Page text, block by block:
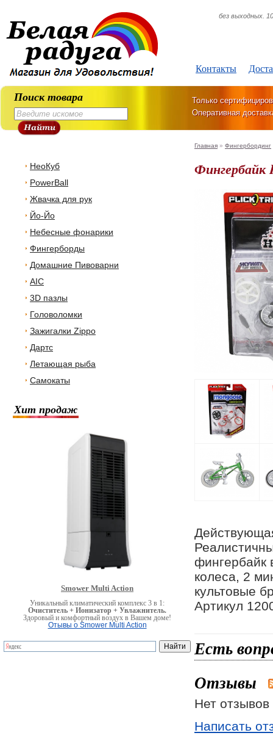
Контакты
без выходных.
Поиск товара
Только
Оперативная
НеоКуб
PowerBall
Жвачка для рук
Йо-Йо
Небесные фонарики
Фингерборды
Домашние Пивоварни
AIC
3D пазлы
Головоломки
Зажигалки Zippo
Дартс
Летающая рыба
Самокаты
Хит продаж
Smower Multi Action
Уникальный климатический комплекс 3 в 1:
Очиститель + Ионизатор + Увлажнитель.
Здоровый и комфортный воздух в Вашем доме!
Отывы о Smower Multi Action
Главная » Фингербординг
фингербайк
колеса, 2
культовые
Артикул
Есть
Отзывы
Нет отзывов
Написать